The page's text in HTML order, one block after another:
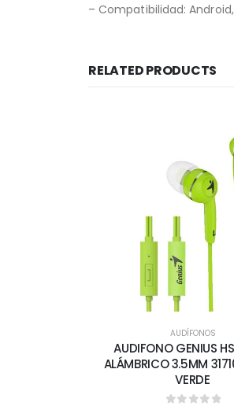
– Compatibilidad:
RELATED PRODUCTS
AUDÍFONOS
AUDIFONO GENIUS
ALÁMBRICO 3.5MM
VERDE